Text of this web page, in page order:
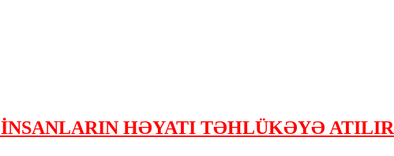
İNSANLARIN HƏYATI TƏHLÜKƏYƏ ATILIR